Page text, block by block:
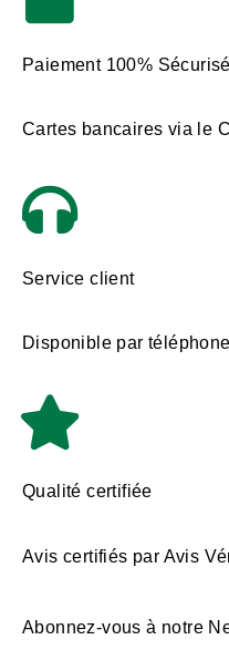
Paiement 100% Sécurisé
Cartes bancaires via le
Service client
Disponible par
Qualité certifiée
Avis certifiés par Avis
Abonnez-vous à notre